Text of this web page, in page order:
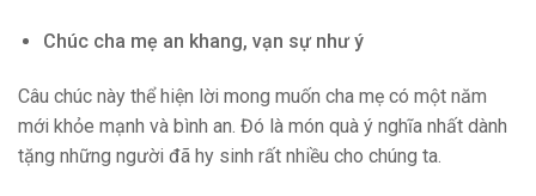
Chúc cha mẹ an khang, vạn sự như ý
Câu chúc này thể hiện lời mong muốn cha mẹ có một năm
mới khỏe mạnh và bình an. Đó là món quà ý nghĩa nhất dành
tặng những người đã hy sinh rất nhiều cho chúng ta.